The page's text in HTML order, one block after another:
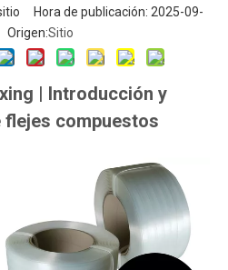
Hora de publicación: 2025-09-
Sitio
| Introducción y
flejes compuestos